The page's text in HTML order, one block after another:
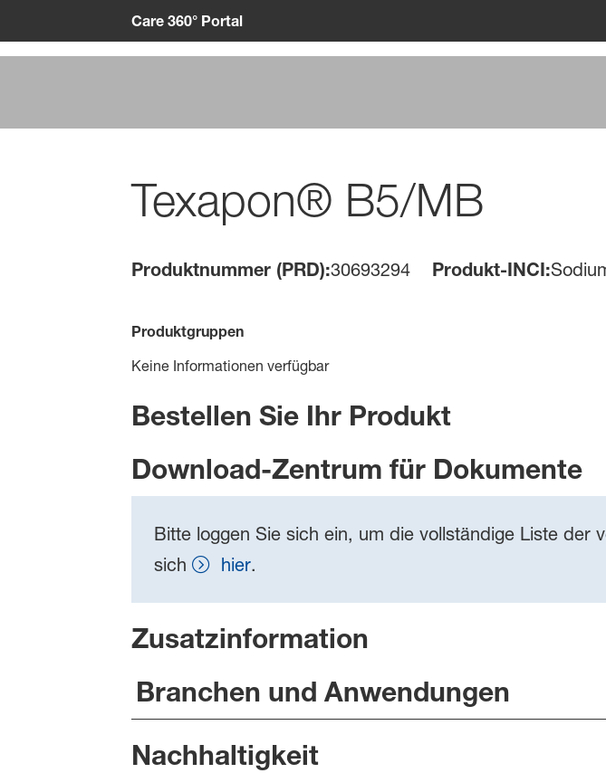
Care 360° Portal
Texapon® B5/MB
Produktnummer (PRD):30693294 Produkt-INCI:
Produktgruppen
Keine Informationen verfügbar
Bestellen Sie Ihr Produkt
Download-Zentrum für Dokumente
Bitte loggen Sie sich ein, um die vollständige Liste
sich
hier.
Zusatzinformation
Branchen und Anwendungen
Nachhaltigkeit